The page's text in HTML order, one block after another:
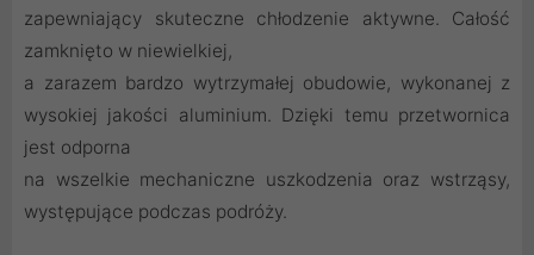
zapewniający skuteczne chłodzenie aktywne. Całość
zamknięto w niewielkiej,
a zarazem bardzo wytrzymałej obudowie, wykonanej z
wysokiej jakości aluminium. Dzięki temu przetwornica
jest odporna
na wszelkie mechaniczne uszkodzenia oraz wstrząsy,
występujące podczas podróży.